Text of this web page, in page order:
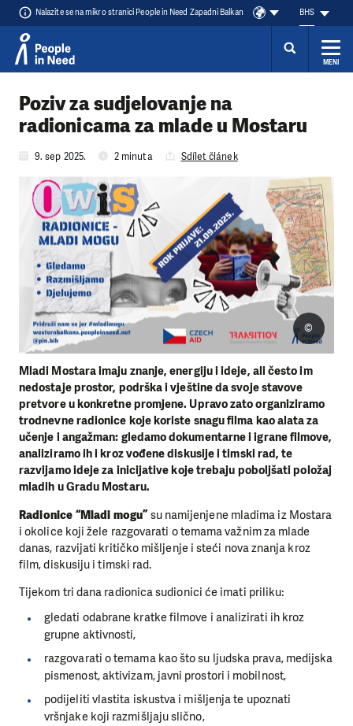
Nalazite se na mikro stranici People in Need Zapadni Balkan BHS
MENI
Poziv za sudjelovanje na
radionicama za mlade u Mostaru
9. sep 2025. 2 minuta Sdílet článek
Mladi Mostara imaju znanje, energiju i ideje, ali često im
nedostaje prostor, podrška i vještine da svoje stavove
pretvore u konkretne promjene. Upravo zato organiziramo
trodnevne radionice koje koriste snagu filma kao alata za
učenje i angažman: gledamo dokumentarne i igrane filmove,
analiziramo ih i kroz vođene diskusije i timski rad, te
razvijamo ideje za inicijative koje trebaju poboljšati položaj
mladih u Gradu Mostaru.
©
Radionice “Mladi mogu”su namijenjene mladima iz Mostara
i okolice koji žele razgovarati o temama važnim za mlade
danas, razvijati kritičko mišljenje i steći nova znanja kroz
film, diskusiju i timski rad.
Tijekom tri dana radionica sudionici će imati priliku:
gledati odabrane kratke filmove i analizirati ih kroz
grupne aktivnosti,
razgovarati o temama kao što su ljudska prava, medijska
pismenost, aktivizam, javni prostori i mobilnost,
podijeliti vlastita iskustva i mišljenja te upoznati
vršnjake koji razmišljaju slično,